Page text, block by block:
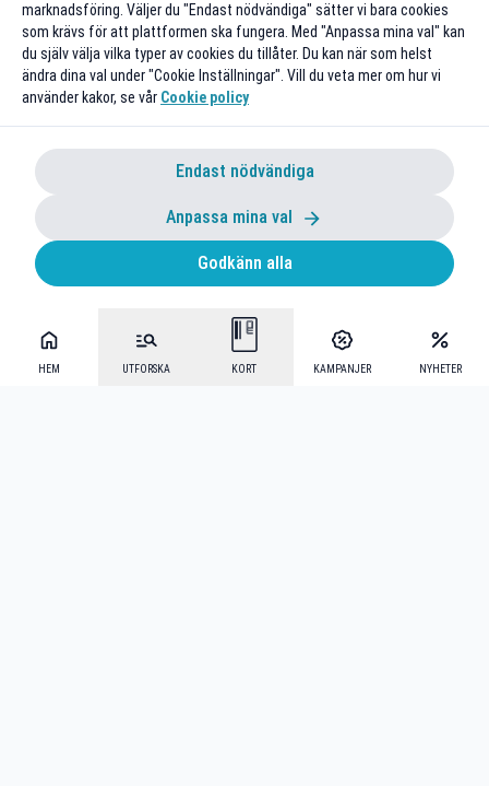
HEM UTFORSKA KORT KAMPANJER NYHETER
marknadsföring. Väljer du "Endast nödvändiga" sätter vi bara cookies
som krävs för att plattformen ska fungera. Med "Anpassa mina val" kan
du själv välja vilka typer av cookies du tillåter. Du kan när som helst
ändra dina val under "Cookie Inställningar". Vill du veta mer om hur vi
använder kakor, se vår Cookie policy
Endast nödvändiga
Anpassa mina val
Godkänn alla